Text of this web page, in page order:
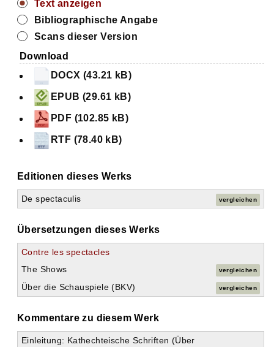
Text anzeigen
Bibliographische Angabe
Scans dieser Version
Download
DOCX (43.21 kB)
EPUB (29.61 kB)
PDF (102.85 kB)
RTF (78.40 kB)
Editionen dieses Werks
De spectaculis vergleichen
Übersetzungen dieses Werks
Contre les spectacles
The Shows
vergleichen
Über die Schauspiele (BKV) vergleichen
Kommentare zu diesem Werk
Einleitung: Kathechteische Schriften (Über